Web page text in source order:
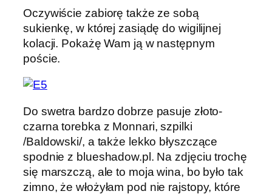
Oczywiście zabiorę także ze sobą
sukienkę, w której zasiądę do wigilijnej
kolacji. Pokażę Wam ją w następnym
poście.
Do swetra bardzo dobrze pasuje złoto-
czarna torebka z Monnari, szpilki
/Baldowski/, a także lekko błyszczące
spodnie z blueshadow.pl. Na zdjęciu trochę
się marszczą, ale to moja wina, bo było tak
zimno, że włożyłam pod nie rajstopy, które